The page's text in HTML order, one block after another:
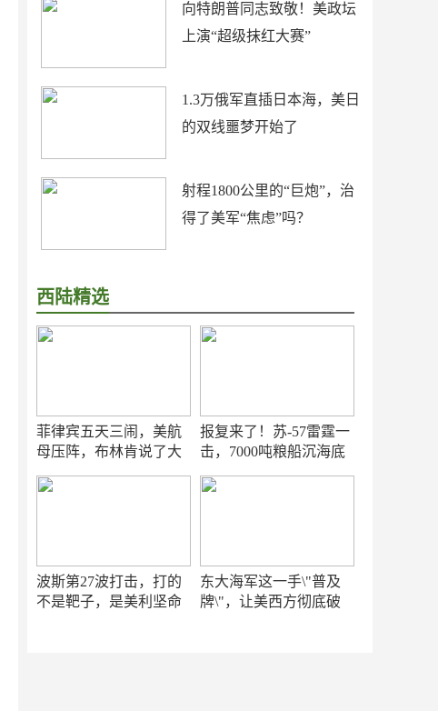
向特朗普同志致敬！美政坛
上演“超级抹红大赛”
1.3万俄军直插日本海，美日
的双线噩梦开始了
射程1800公里的“巨炮”，治
得了美军“焦虑”吗？
西陆精选
菲律宾五天三闹，美航
母压阵，布林肯说了大
报复来了！苏-57雷霆一
击，7000吨粮船沉海底
波斯第27波打击，打的
不是靶子，是美利坚命
东大海军这一手\"普及
牌\"，让美西方彻底破